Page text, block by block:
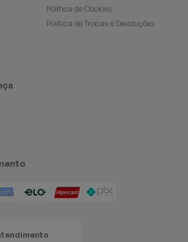
Política de Cookies
Política de Trocas e Devoluções